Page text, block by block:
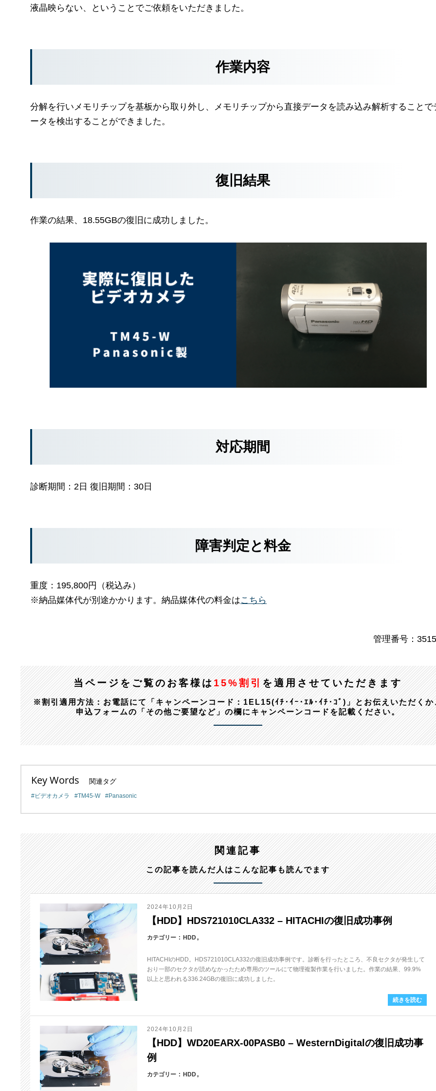
液晶映らない、ということでご依頼をいただきました。
作業内容
分解を行いメモリチップを基板から取り外し、メモリチップから直接データを読み込み解析することで
ータを検出することができました。
復旧結果
作業の結果、18.55GBの復旧に成功しました。
対応期間
診断期間：2日 復旧期間：30日
障害判定と料金
重度：195,800円（税込み）
※納品媒体代が別途かかります。納品媒体代の料金はこちら
管理番号：
当ページをご覧のお客様は 15%割引 を適用させていただきます
※割引適用方法：お電話にて「キャンペーンコード：1EL15(ｲﾁ･ｲｰ･ｴﾙ･ｲﾁ･ｺﾞ)」とお伝えいただくか
申込フォームの「その他ご要望など」の欄にキャンペーンコードを記載ください。
Key Words 関連タグ
ビデオカメラ TM45-W Panasonic
関連記事
この記事を読んだ人はこんな記事も読んでます
2024年10月2日
【HDD】HDS721010CLA332 – HITACHIの復旧成功事例
カテゴリー HDD
HITACHIのHDD。HDS721010CLA332の復旧成功事例です。診断を行ったところ、不良セクタが発生して
おり一部のセクタが読めなかったため専用のツールにて物理複製作業を行いました。作業の結果、99.9%
以上と思われる336.24GBの復旧に成功しました。
続きを読む
2024年10月2日
【HDD】WD20EARX-00PASB0 – WesternDigitalの復旧成功事
例
カテゴリー HDD